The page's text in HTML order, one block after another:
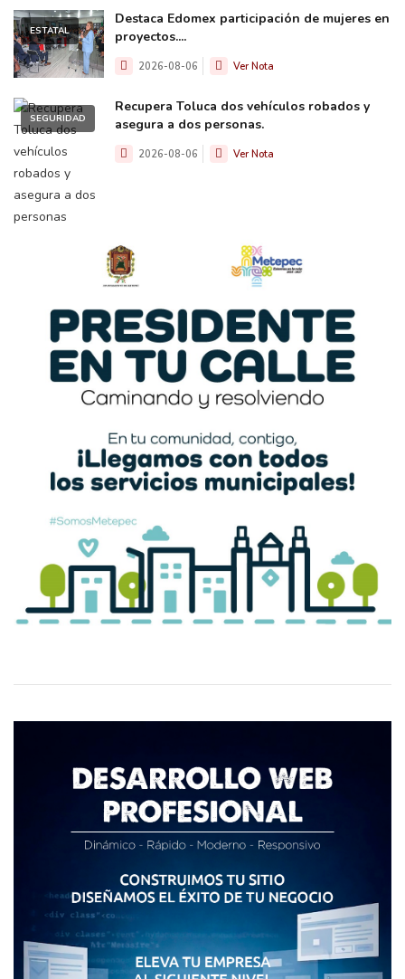
ESTATAL
Destaca Edomex participación de mujeres en
proyectos....
2026-08-06 Ver Nota
SEGURIDAD
Recupera Toluca dos vehículos robados y
asegura a dos personas.
2026-08-06 Ver Nota